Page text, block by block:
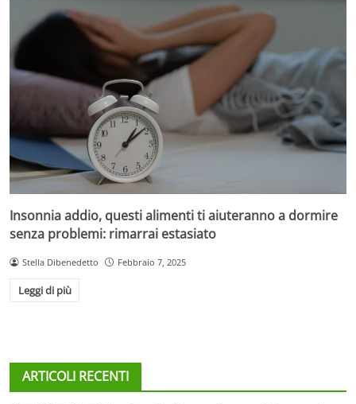
Insonnia addio, questi alimenti ti aiuteranno a dormire
senza problemi: rimarrai estasiato
Stella Dibenedetto Febbraio 7, 2025
Leggi di più
ARTICOLI RECENTI